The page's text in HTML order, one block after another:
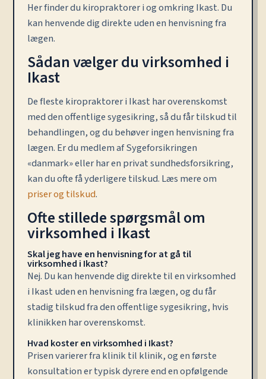
Her finder du kiropraktorer i og omkring Ikast. Du
kan henvende dig direkte uden en henvisning fra
lægen.
Sådan vælger du virksomhed i
Ikast
De fleste kiropraktorer i Ikast har overenskomst
med den offentlige sygesikring, så du får tilskud til
behandlingen, og du behøver ingen henvisning fra
lægen. Er du medlem af Sygeforsikringen
«danmark» eller har en privat sundhedsforsikring,
kan du ofte få yderligere tilskud. Læs mere om
priser og tilskud.
Ofte stillede spørgsmål om
virksomhed i Ikast
Skal jeg have en henvisning for at gå til
virksomhed i Ikast?
Nej. Du kan henvende dig direkte til en virksomhed
i Ikast uden en henvisning fra lægen, og du får
stadig tilskud fra den offentlige sygesikring, hvis
klinikken har overenskomst.
Hvad koster en virksomhed i Ikast?
Prisen varierer fra klinik til klinik, og en første
konsultation er typisk dyrere end en opfølgende